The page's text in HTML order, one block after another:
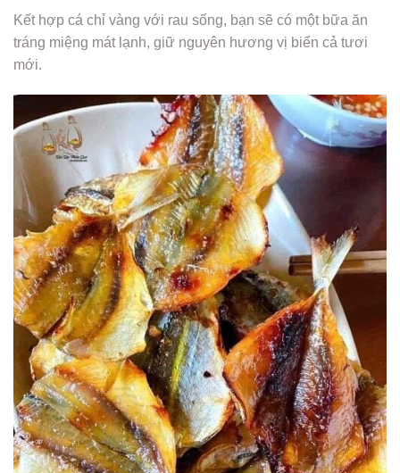
Kết hợp cá chỉ vàng với rau sống, bạn sẽ có một bữa ăn
tráng miệng mát lạnh, giữ nguyên hương vị biển cả tươi
mới.